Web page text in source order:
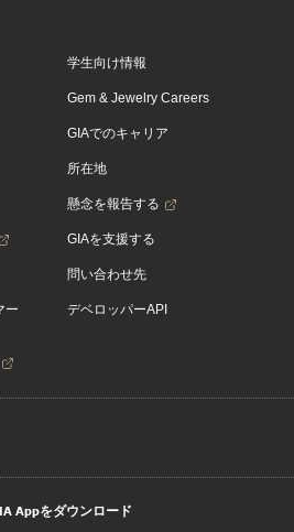
ー
学生向け情報
Gem & Jewelry Careers
GIAでのキャリア
所在地
懸念を報告する
GIAを支援する
問い合わせ先
デベロッパーAPI
Appをダウンロード